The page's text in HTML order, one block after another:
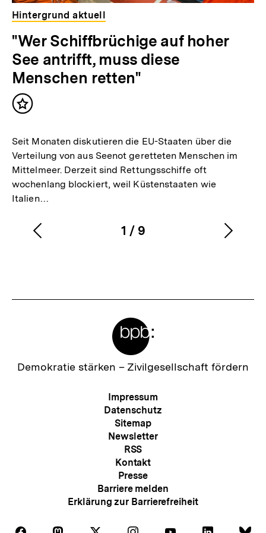
Hintergrund aktuell
"Wer Schiffbrüchige auf hoher
See antrifft, muss diese
Menschen retten"
Inhalt
Seit Monaten diskutieren die EU-Staaten über die
Verteilung von aus Seenot geretteten Menschen im
Mittelmeer. Derzeit sind Rettungsschiffe oft
wochenlang blockiert, weil Küstenstaaten wie
Italien…
Karussellinhalt
1
von
/ 9
Vorherigen
Zur
Demokratie stärken – Zivilgesellschaft fördern
Meta-
Navigation
Impressum
Datenschutz
Sitemap
Newsletter
RSS
Kontakt
Presse
Barriere melden
Erklärung zur Barrierefreiheit